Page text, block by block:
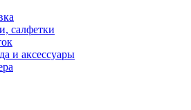
салфетки
и аксессуары